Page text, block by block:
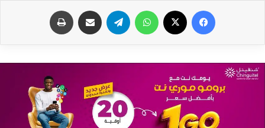
فيسبوك واتساب تيلقرام مشاركة عبر البريد